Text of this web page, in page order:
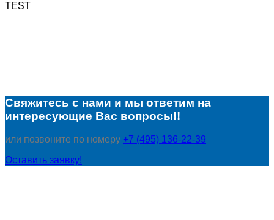
TEST
Свяжитесь с нами и мы ответим на
интересующие Вас вопросы!!
или позвоните по номеру +7 (495) 136-22-39
Оставить заявку!